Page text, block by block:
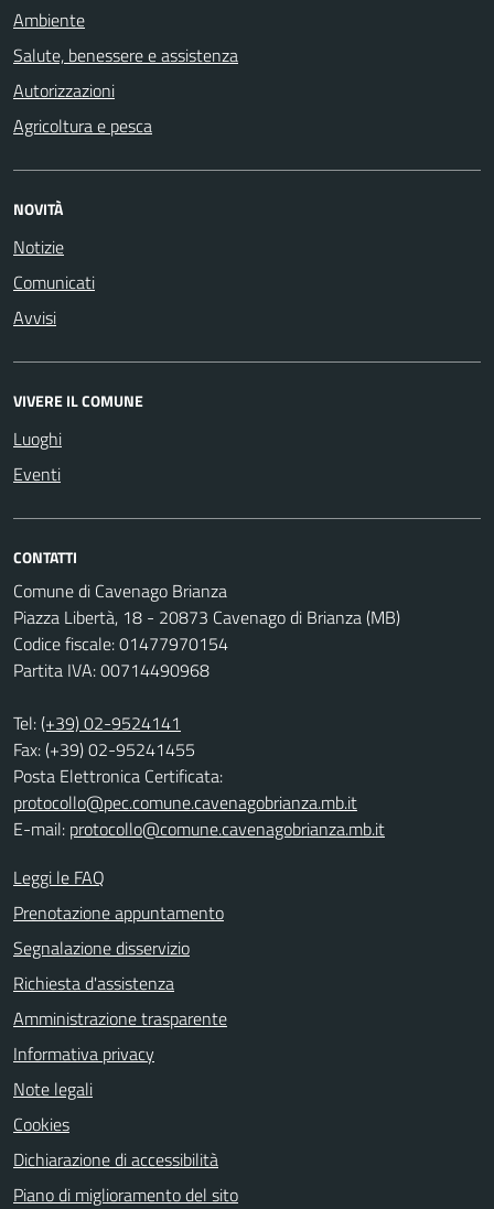
Ambiente
Salute, benessere e assistenza
Autorizzazioni
Agricoltura e pesca
NOVITÀ
Notizie
Comunicati
Avvisi
VIVERE IL COMUNE
Luoghi
Eventi
CONTATTI
Comune di Cavenago Brianza
Piazza Libertà, 18 - 20873 Cavenago di Brianza (MB)
Codice fiscale: 01477970154
Partita IVA: 00714490968
Tel:(+39) 02-9524141
Fax: (+39) 02-95241455
Posta Elettronica Certificata:
protocollo@pec.comune.cavenagobrianza.mb.it
E-mail: protocollo@comune.cavenagobrianza.mb.it
Leggi le FAQ
Prenotazione appuntamento
Segnalazione disservizio
Richiesta d'assistenza
Amministrazione trasparente
Informativa privacy
Note legali
Cookies
Dichiarazione di accessibilità
Piano di miglioramento del sito